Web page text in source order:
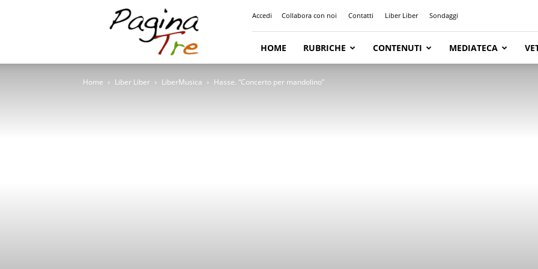
Accedi Collabora con noi Contatti Liber Liber Sondaggi
HOME RUBRICHE CONTENUTI MEDIATECA
Home Liber Liber LiberMusica Hasse. “Concerto per mandolino”